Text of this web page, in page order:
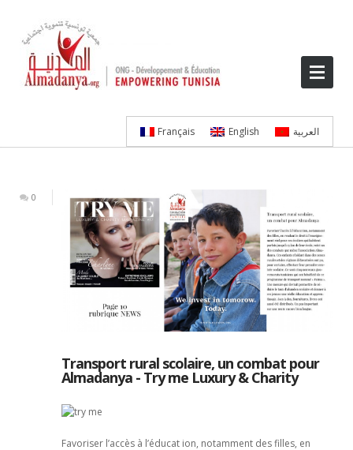
Français English العربية
0
Transport rural scolaire, un combat pour
Almadanya - Try me Luxury & Charity
Favoriser l’accès à l’éducat ion, notamment des filles, en